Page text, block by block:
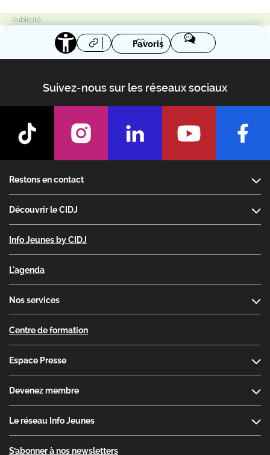
Favoris
Suivez-nous sur les réseaux sociaux
Restons en contact
Découvrir le CIDJ
Info Jeunes by CIDJ
L'agenda
Nos services
Centre de formation
Espace Presse
Devenez membre
Le réseau Info Jeunes
S’abonner à nos newsletters